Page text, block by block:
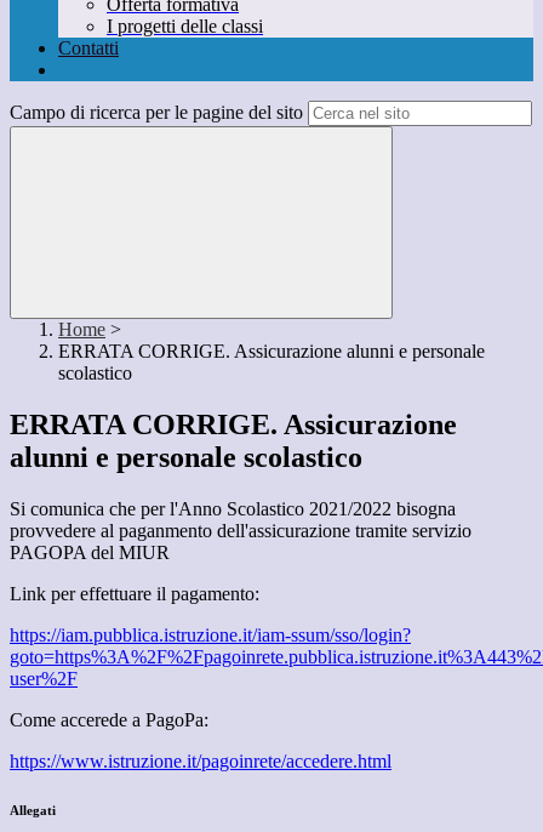
Offerta formativa
I progetti delle classi
Contatti
Campo di ricerca per le pagine del sito
Home >
ERRATA CORRIGE. Assicurazione alunni e personale
scolastico
ERRATA CORRIGE. Assicurazione
alunni e personale scolastico
Si comunica che per l'Anno Scolastico 2021/2022 bisogna
provvedere al paganmento dell'assicurazione tramite servizio
PAGOPA del MIUR
Link per effettuare il pagamento:
https://iam.pubblica.istruzione.it/iam-ssum/sso/login?
user%2F
Come accerede a PagoPa:
https://www.istruzione.it/pagoinrete/accedere.html
Allegati